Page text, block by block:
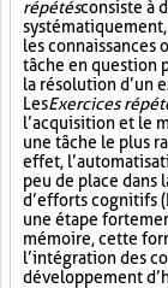
répétésconsiste à
systématiquement,
les connaissances
tâche en question
la résolution d’un
LesExercices
l’acquisition et le
une tâche le plus
effet,
peu de place dans
d’efforts cognitifs
une étape
mémoire, cette
l’intégration des
développement